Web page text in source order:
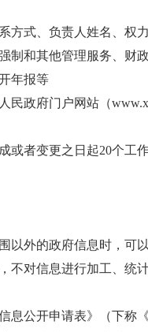
方式、负责人姓名、权
制和其他管理服务、财
年报等
民政府门户网站（
或者变更之日起20个工
以外的政府信息时，可
对信息进行加工、统
息公开申请表》（下称